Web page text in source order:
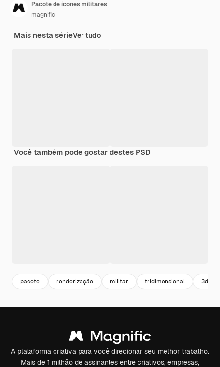
Pacote de ícones militares
magnific
Mais nesta sérieVer tudo
Você também pode gostar destes PSD
pacote renderização militar tridimensional 3d
A plataforma criativa para você direcionar seu melhor trabalho.
Mais de 1 milhão de assinantes entre criativos, empresas,